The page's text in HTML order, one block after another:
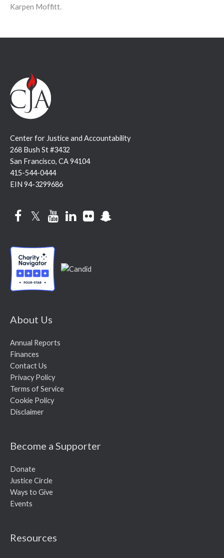
Karpen Moffitt.
Center for Justice and Accountability
268 Bush St #3432
San Francisco, CA 94104
415-544-0444
EIN 94-3299686
FacebookTwitterYouTubeLinkedInFlickr
About Us
Annual Reports
Finances
Contact Us
Privacy Policy
Terms of Service
Cookie Policy
Disclaimer
Become a Supporter
Donate
Justice Circle
Ways to Give
Events
Resources